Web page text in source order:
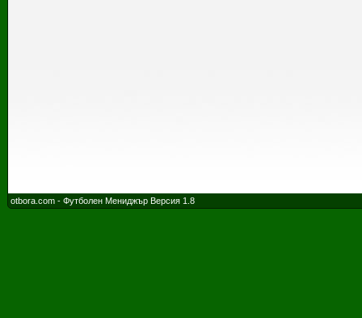
otbora.com - Футболен Мениджър Версия 1.8